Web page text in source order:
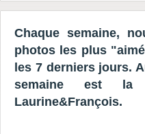
Chaque semaine,
photos les plus
les 7 derniers jours.
semaine est
Laurine&François.